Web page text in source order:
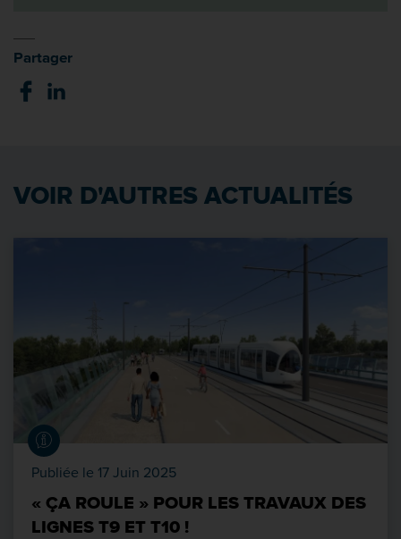
Partager
VOIR D'AUTRES ACTUALITÉS
Publiée le 17 Juin 2025
« ÇA ROULE » POUR LES TRAVAUX DES
LIGNES T9 ET T10 !